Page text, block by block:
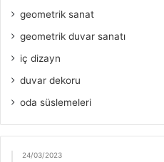
geometrik sanat
geometrik duvar sanatı
iç dizayn
duvar dekoru
oda süslemeleri
24/03/2023